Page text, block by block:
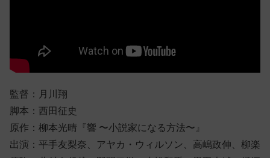
監督：月川翔
脚本：西田征史
原作：柳本光晴『響 〜小説家になる方法〜』
出演：平手友梨奈、アヤカ・ウィルソン、高嶋政伸、柳楽